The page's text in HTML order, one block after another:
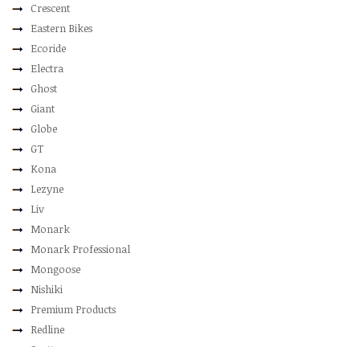
Crescent
Eastern Bikes
Ecoride
Electra
Ghost
Giant
Globe
GT
Kona
Lezyne
Liv
Monark
Monark Professional
Mongoose
Nishiki
Premium Products
Redline